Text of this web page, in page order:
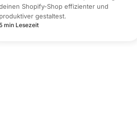
Shopify-Shop effizienter und
produktiver gestaltest.
min Lesezeit